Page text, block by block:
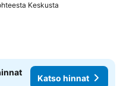
Keskusta
Katso hinnat